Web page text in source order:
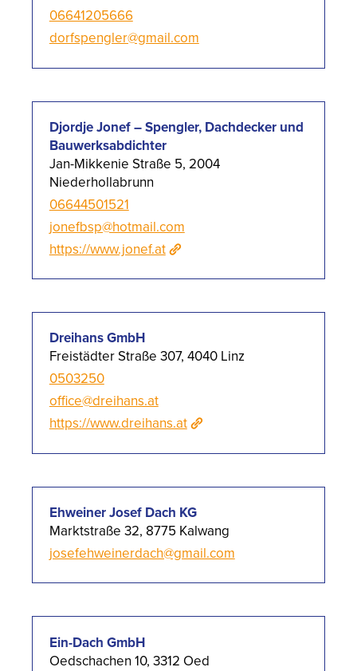
06641205666
dorfspengler@gmail.com
Djordje Jonef – Spengler, Dachdecker und
Bauwerksabdichter
Jan-Mikkenie Straße 5, 2004
Niederhollabrunn
06644501521
jonefbsp@hotmail.com
https://www.jonef.at
Dreihans GmbH
Freistädter Straße 307, 4040 Linz
0503250
office@dreihans.at
https://www.dreihans.at
Ehweiner Josef Dach KG
Marktstraße 32, 8775 Kalwang
josefehweinerdach@gmail.com
Ein-Dach GmbH
Oedschachen 10, 3312 Oed